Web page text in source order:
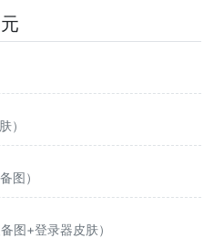
）
图）
图+登录器皮肤）